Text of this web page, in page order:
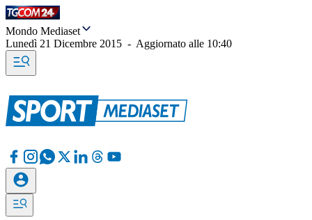
Mondo Mediaset
Lunedì 21 Dicembre 2015 - Aggiornato alle 10:40